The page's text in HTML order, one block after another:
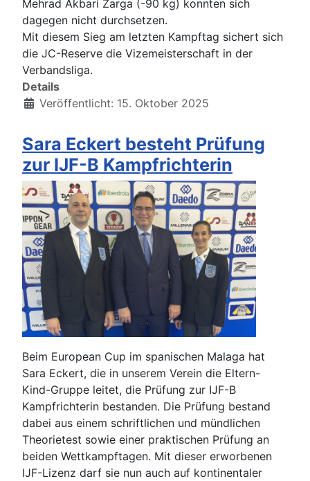
Mehrad Akbari Zarga (-90 kg) konnten sich
dagegen nicht durchsetzen.
Mit diesem Sieg am letzten Kampftag sichert sich
die JC-Reserve die Vizemeisterschaft in der
Verbandsliga.
Details
Veröffentlicht: 15. Oktober 2025
Sara Eckert besteht Prüfung
zur IJF-B Kampfrichterin
Beim European Cup im spanischen Malaga hat
Sara Eckert, die in unserem Verein die Eltern-
Kind-Gruppe leitet, die Prüfung zur IJF-B
Kampfrichterin bestanden. Die Prüfung bestand
dabei aus einem schriftlichen und mündlichen
Theorietest sowie einer praktischen Prüfung an
beiden Wettkampftagen. Mit dieser erworbenen
IJF-Lizenz darf sie nun auch auf kontinentaler